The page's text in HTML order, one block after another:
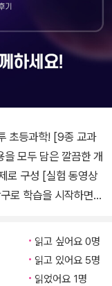
! [9종 교과
로 구성 [실험 동영상
책: 하나의 개념을 기
를 통해 완벽하게 학
읽고 싶어요 0명
읽고 있어요 5명
읽었어요 1명